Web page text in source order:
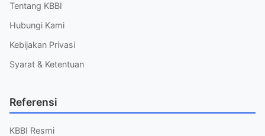
Tentang KBBI
Hubungi Kami
Kebijakan Privasi
Syarat & Ketentuan
Referensi
KBBI Resmi